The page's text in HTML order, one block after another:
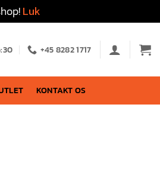
Luk
+45 8282 1717
KONTAKT OS